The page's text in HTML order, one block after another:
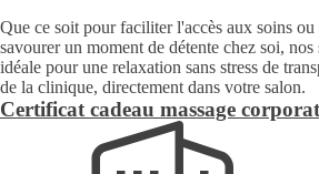
Que ce soit pour faciliter l'accès aux soins
savourer un moment de détente chez soi,
idéale pour une relaxation sans stress de
de la clinique, directement dans votre salon.
Certificat cadeau massage